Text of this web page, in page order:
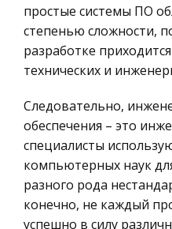
Историческая
География,
Литература,
Бухгалтерский учет
Налоговое право
Экологическое
Физика
Теория
Анатомия, физиология
слуха и речи
Наружный нос состоит
носа, начинающийся от
носа; книзу и кпереди
носа, заканчивающая к
Порядок предъявления
Указанные функции
простые системы ПО
степенью сложности,
разработке
технических и
Следовательно,
обеспечения – это
специалисты
компьютерных наук
разного рода
конечно, не каждый
успешно в силу